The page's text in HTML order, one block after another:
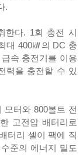
.
한다. 1회 충전 시
대 400㎾의 DC 충
속 충전기를 이용
력을 충전할 수 있
모터와 800볼트 전
고전압 배터리로
터리 셀이 팩에 직
준의 에너지 밀도